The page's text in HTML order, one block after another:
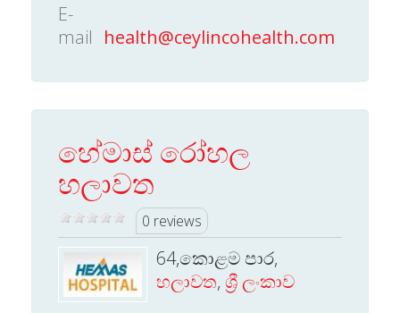
E-
mail health@ceylincohealth.com
හේමාස් රෝහල
හලාවත
0 reviews
64,කොළම පාර,
හලාවත, ශ්‍රී ලංකාව